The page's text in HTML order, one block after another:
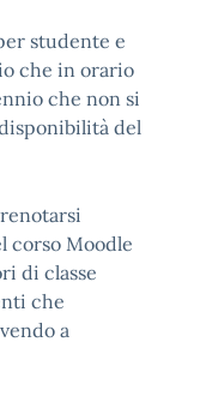
studente e
che in orario
che non si
del
corso Moodle
di classe
che
a